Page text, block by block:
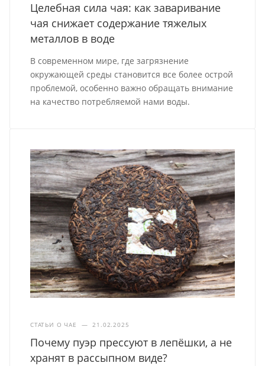
Целебная сила чая: как заваривание
чая снижает содержание тяжелых
металлов в воде
В современном мире, где загрязнение
окружающей среды становится все более острой
проблемой, особенно важно обращать внимание
на качество потребляемой нами воды.
СТАТЬИ О ЧАЕ — 21.02.2025
Почему пуэр прессуют в лепёшки, а не
хранят в рассыпном виде?